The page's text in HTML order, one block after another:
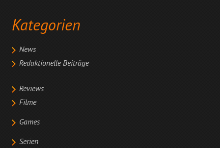
Kategorien
News
Redaktionelle Beiträge
Reviews
Filme
Games
Serien